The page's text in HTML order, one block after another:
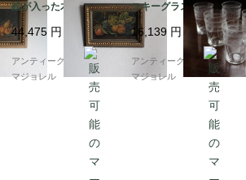
絵が入った木製フレー
ム 1912年 6479_01
44,475 円
アンティークギャラリー
マジョレル
スキーグラス 80mm
5590
16,139 円
アンティークギャラリー
マジョレル